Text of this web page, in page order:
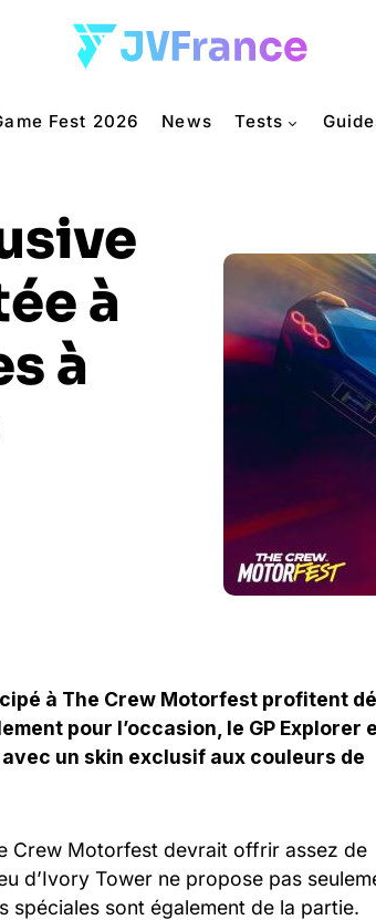
Fest 2026 News Tests
à
à
à The Crew Motorfest profitent
pour l’occasion, le GP Explorer
un skin exclusif aux couleurs de
Crew Motorfest devrait offrir assez de
d’Ivory Tower ne propose pas
spéciales sont également de la partie.